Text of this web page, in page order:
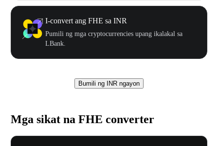
I-convert ang FHE sa INR
Pumili ng mga cryptocurrencies upang ikalakal sa
LBank.
Bumili ng INR ngayon
Mga sikat na FHE converter